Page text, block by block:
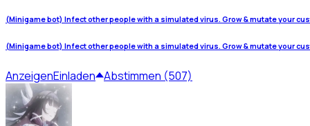
(Minigame bot) Infect other people with a simulated virus. Grow & mutate your
(Minigame bot) Infect other people with a simulated virus. Grow & mutate your
AnzeigenEinladen Abstimmen (507)